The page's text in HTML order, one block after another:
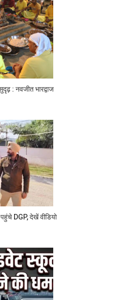
: नवजीत भारद्वाज
DGP, देखें वीडियो